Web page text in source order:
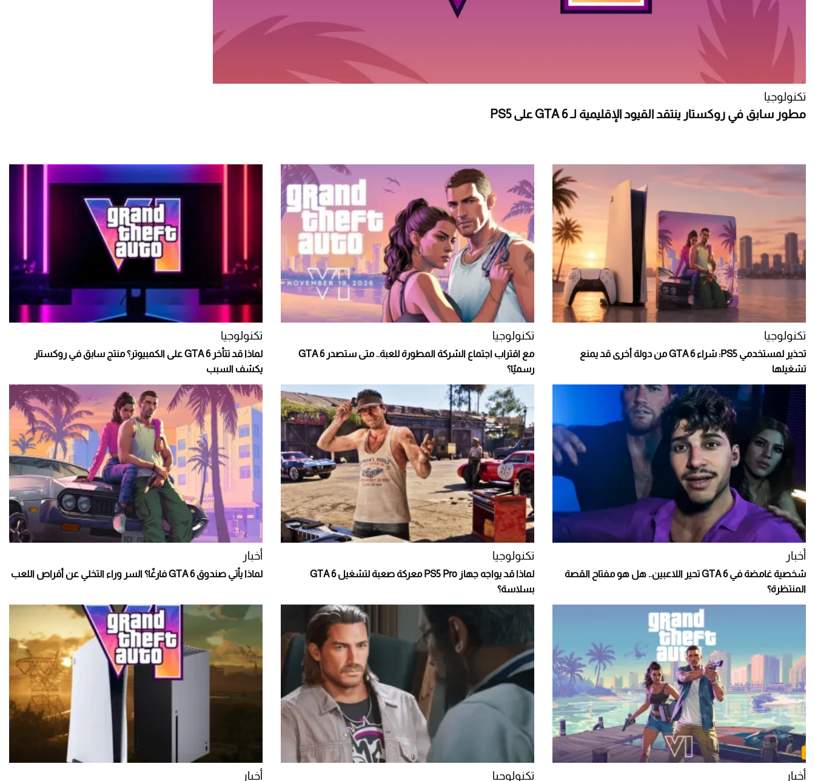
تكنولوجيا
مطور سابق في روكستار ينتقد القيود الإقليمية لـ GTA 6 على PS5
تكنولوجيا
تحذير لمستخدمي PS5: شراء GTA 6 من دولة أخرى قد يمنع
تشغيلها
تكنولوجيا
مع اقتراب اجتماع الشركة المطورة للعبة.. متى ستصدر GTA 6
رسميًا؟
تكنولوجيا
لماذا قد تتأخر GTA 6 على الكمبيوتر؟ منتج سابق في روكستار
يكشف السبب
أخبار
شخصية غامضة في GTA 6 تحير اللاعبين.. هل هو مفتاح القصة
المنتظرة؟
تكنولوجيا
لماذا قد يواجه جهاز PS5 Pro معركة صعبة لتشغيل GTA 6
بسلاسة؟
أخبار
لماذا يأتي صندوق GTA 6 فارغًا؟ السر وراء التخلي عن أقراص اللعب
أخبار تكنولوجيا أخبار